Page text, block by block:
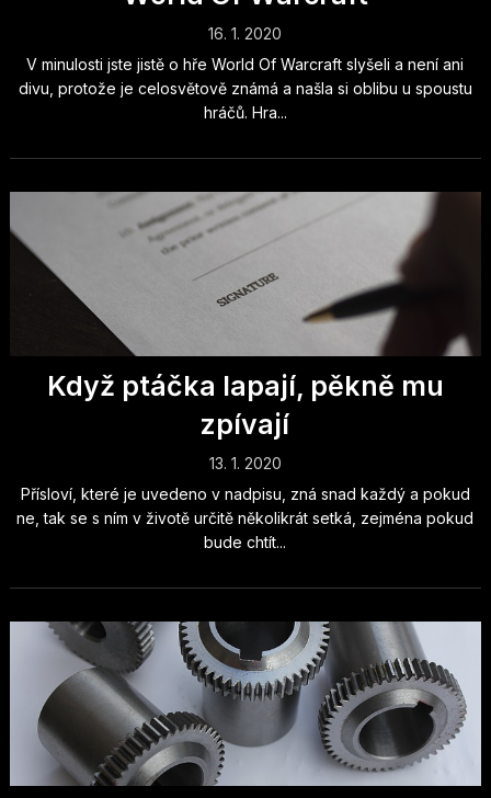
16. 1. 2020
V minulosti jste jistě o hře World Of Warcraft slyšeli a není ani
divu, protože je celosvětově známá a našla si oblibu u spoustu
hráčů. Hra...
Když ptáčka lapají, pěkně mu
zpívají
13. 1. 2020
Přísloví, které je uvedeno v nadpisu, zná snad každý a pokud
ne, tak se s ním v životě určitě několikrát setká, zejména pokud
bude chtít...